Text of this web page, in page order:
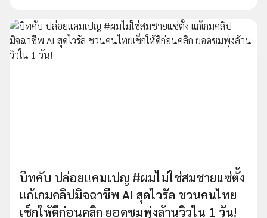
บิทคับ ปล่อยแคมเปญ #ผมไม่ใช่สมชายแซ่ตั้ง
แก้เกมคลิปมิจฉาชีพ AI สุดไวรัล ชวนคนไทย
เช็กให้ดีก่อนคลิก ยอดชมพุ่งล้านวิวใน 1 วัน!